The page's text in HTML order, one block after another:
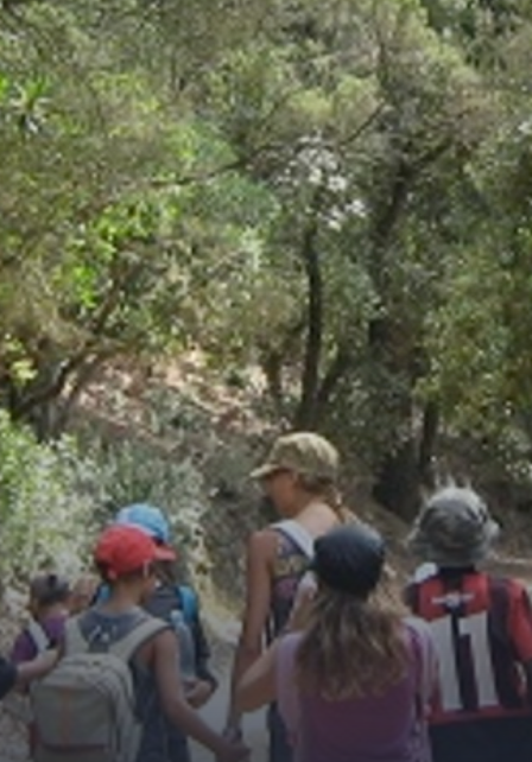
Beyond Plastic Med : BeMed
OACIS
Initiative Homme - Faune sauvage
The Green Shift Initiative